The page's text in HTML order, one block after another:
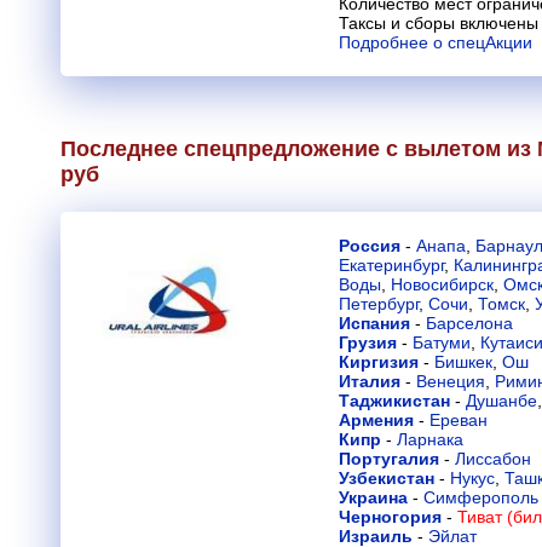
Таксы и сборы включены
Подробнее о спецАкции
Последнее спецпредложение с вылетом из
руб
Россия - Анапа
Барнаул
Екатеринбург,
Воды Новосибирск
Петербург, Сочи Томск
Испания - Барселона
Грузия - Батуми
Кутаиси
Киргизия - Бишкек Ош
Италия - Венеция
Таджикистан - Душанбе
Армения - Ереван
Кипр - Ларнака
Португалия - Лиссабон
Узбекистан - Нукус
Украина - Симферополь
Черногория - Тиват
Израиль - Эйлат